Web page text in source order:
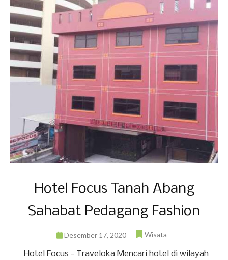
Hotel Focus Tanah Abang
Sahabat Pedagang Fashion
Desember 17, 2020 Wisata
Hotel Focus - Traveloka Mencari hotel di wilayah